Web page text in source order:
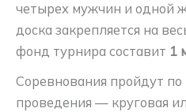
четырех мужчин и одной
доска закрепляется на
фонд турнира составит 1
Соревнования пройдут
проведения — круговая